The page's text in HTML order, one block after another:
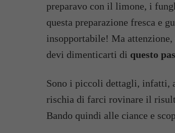
preparavo con il limone, i
questa preparazione fresca e
insopportabile! Ma
devi dimenticarti di questo
Sono i piccoli dettagli, infatti,
rischia di farci rovinare il
Bando quindi alle ciance e